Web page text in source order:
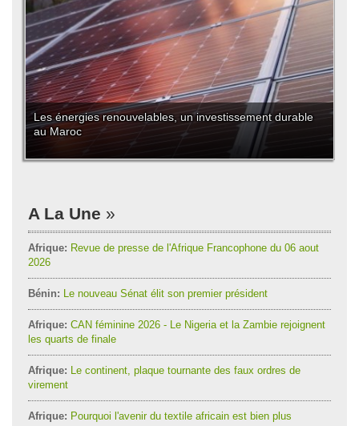
Les énergies renouvelables, un investissement durable
au Maroc
A La Une
Afrique: Revue de presse de l'Afrique Francophone du 06 aout
2026
Bénin: Le nouveau Sénat élit son premier président
Afrique: CAN féminine 2026 - Le Nigeria et la Zambie rejoignent
les quarts de finale
Afrique: Le continent, plaque tournante des faux ordres de
virement
Afrique: Pourquoi l'avenir du textile africain est bien plus